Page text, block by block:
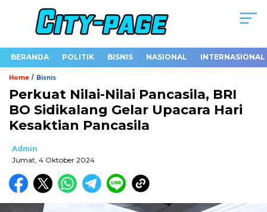
BERANDA POLITIK BISNIS NASIONAL INTERNASIONAL
Home / Bisnis
Perkuat Nilai-Nilai Pancasila, BRI
BO Sidikalang Gelar Upacara Hari
Kesaktian Pancasila
Admin
Jumat, 4 Oktober 2024